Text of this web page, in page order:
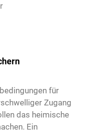
für
Zugang
das heimische
Ein